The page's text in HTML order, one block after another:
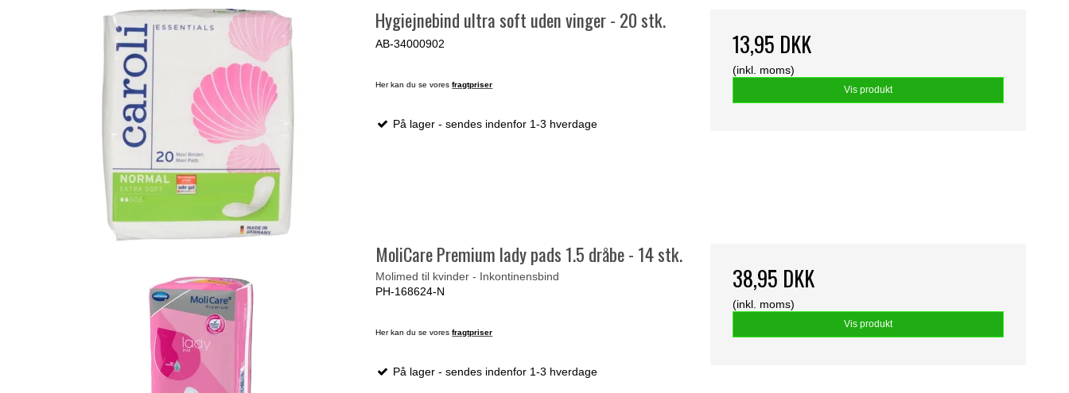
Hygiejnebind ultra soft uden vinger - 20 stk.
AB-34000902
Her kan du se voresfragtpriser
På lager - sendes indenfor 1-3 hverdage
13,95 DKK
(inkl. moms)
Vis produkt
MoliCare Premium lady pads 1.5 dråbe - 14 stk.
Molimed til kvinder - Inkontinensbind
PH-168624-N
Her kan du se voresfragtpriser
På lager - sendes indenfor 1-3 hverdage
38,95 DKK
(inkl. moms)
Vis produkt